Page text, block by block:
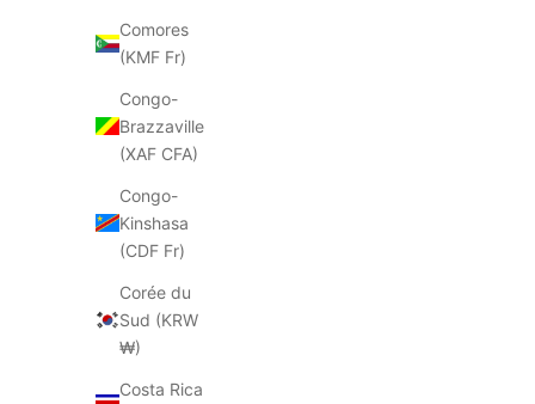
Comores
(KMF Fr)
Congo-
Brazzaville
(XAF CFA)
Congo-
Kinshasa
(CDF Fr)
Corée du
Sud (KRW
₩)
Costa Rica
ECONOMISEZ 50%